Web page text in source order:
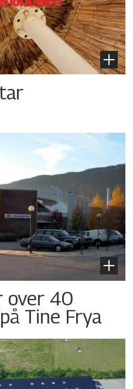
over 40
Tine Frya